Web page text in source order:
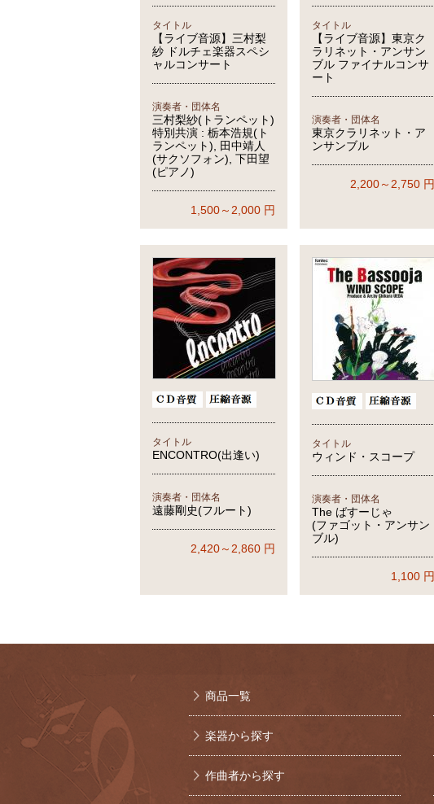
タイトル
【ライブ音源】三村梨
紗 ドルチェ楽器スペシ
ャルコンサート
演奏者・団体名
三村梨紗(トランペット)
特別共演 : 栃本浩規(ト
ランペット), 田中靖人
(サクソフォン), 下田望
(ピアノ)
1,500～2,000 円
タイトル
【ライブ音源】東京ク
ラリネット・アンサン
ブル ファイナルコンサ
ート
演奏者・団体名
東京クラリネット・ア
ンサンブル
2,200～2,750 円
タイトル
ENCONTRO(出逢い)
演奏者・団体名
遠藤剛史(フルート)
2,420～2,860 円
タイトル
ウィンド・スコープ
演奏者・団体名
The ばすーじゃ
(ファゴット・アンサン
ブル)
1,100 円
商品一覧
楽器から探す
作曲者から探す